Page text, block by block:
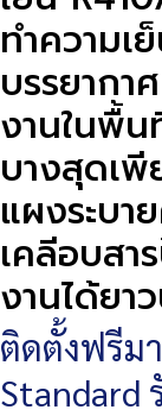
ทำความเ
บรรยากา
งานในพื้
บางสุดเ
แผงระบา
เคลีอบสา
งานได้ยา
ติดตั้งฟรีม
Standard